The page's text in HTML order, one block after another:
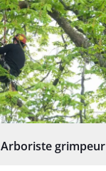
Arboriste grimpeur